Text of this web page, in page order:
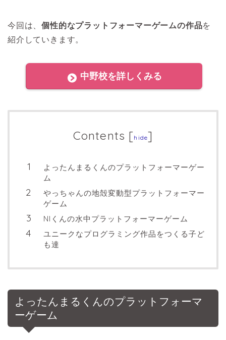
今回は、個性的なプラットフォーマーゲームの作品を
紹介していきます。
中野校を詳しくみる
Contents [hide]
よったんまるくんのプラットフォーマーゲー
ム
やっちゃんの地殻変動型プラットフォーマー
ゲーム
NIくんの水中プラットフォーマーゲーム
ユニークなプログラミング作品をつくる子ど
も達
よったんまるくんのプラットフォーマ
ーゲーム